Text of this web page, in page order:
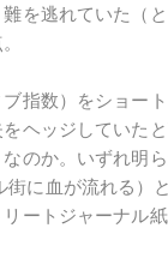
を逃れていた（
ブ指数）をショー
ヘッジしていた
のか。いずれ明
街に血が流れる）
ートジャーナル